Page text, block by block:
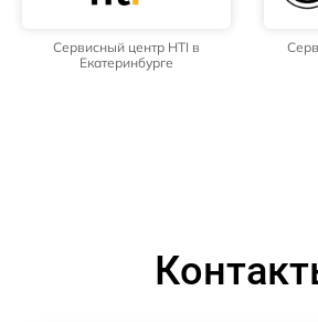
Сервисный центр HTI в
Екатеринбурге